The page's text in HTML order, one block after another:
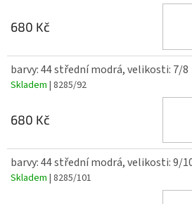
680 Kč
barvy: 44 střední modrá, velikosti: 7/8
Skladem | 8285/92
680 Kč
barvy: 44 střední modrá, velikosti: 9/
Skladem | 8285/101